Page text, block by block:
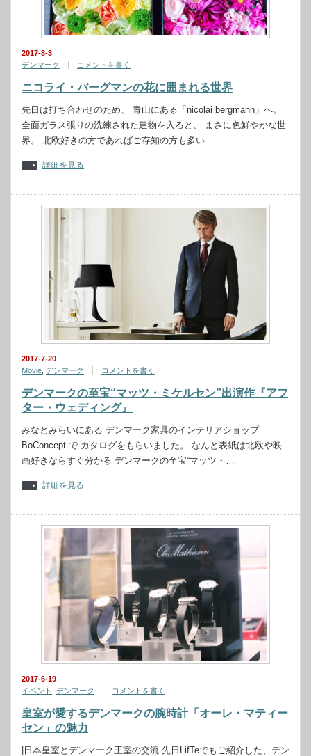
2017-8-3
デンマーク
コメントを書く
ニコライ・バーグマンの花に囲まれる世界
先日は打ち合わせのため、 青山にある「nicolai bergmann」へ。
全面ガラス張りの洗練された建物を入ると、 まさに色鮮やかな世
界。 北欧好きの方であればご存知の方も多い…
詳細を見る
2017-7-20
Movie デンマーク コメントを書く
デンマークの至宝“マッツ・ミケルセン”出演作『アフ
ター・ウェディング』
みなとみらいにある デンマーク家具のインテリアショップ
BoConcept で カタログをもらいました。 なんと表紙は北欧や映
画好きならすぐ分かる デンマークの至宝“マッツ・…
詳細を見る
2017-6-19
イベント
デンマーク コメントを書く
皇室が愛するデンマークの腕時計「オーレ・マティー
セン」の魅力
|日本皇室とデンマーク王室の交流 先日LifTeでもご紹介した、デン